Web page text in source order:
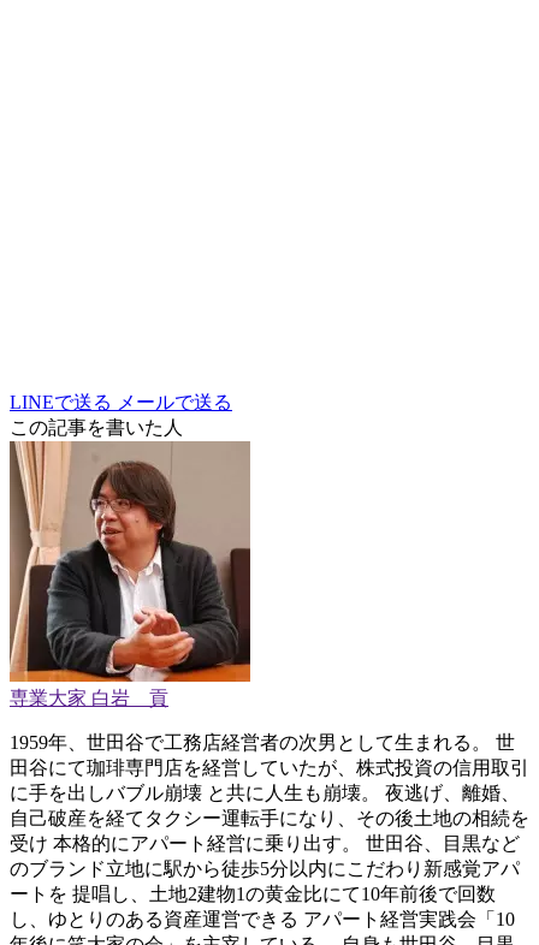
LINEで送る メールで送る
この記事を書いた人
専業大家 白岩 貢
1959年、世田谷で工務店経営者の次男として生まれる。 世
田谷にて珈琲専門店を経営していたが、株式投資の信用取引
に手を出しバブル崩壊 と共に人生も崩壊。 夜逃げ、離婚、
自己破産を経てタクシー運転手になり、その後土地の相続を
受け 本格的にアパート経営に乗り出す。 世田谷、目黒など
のブランド立地に駅から徒歩5分以内にこだわり新感覚アパ
ートを 提唱し、土地2建物1の黄金比にて10年前後で回数
し、ゆとりのある資産運営できる アパート経営実践会「10